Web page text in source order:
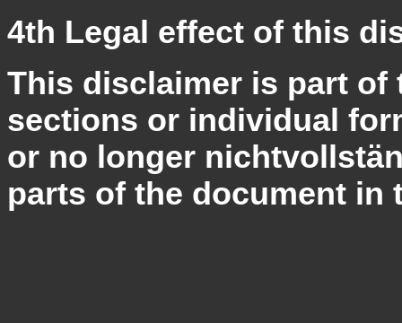
4th Legal effect of this
This disclaimer is part of
sections or individual
or no longer
parts of the document in